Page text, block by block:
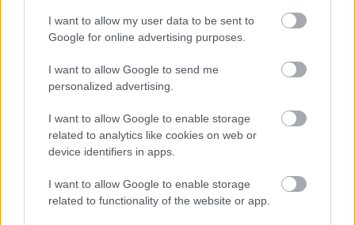
I want to allow my user data to be sent to
Google for online advertising purposes.
I want to allow Google to send me
personalized advertising.
I want to allow Google to enable storage
related to analytics like cookies on web or
device identifiers in apps.
I want to allow Google to enable storage
related to functionality of the website or app.
botmixerrel pürésítjük.
Felöntjük egy kis zabtejjel, visszatesszük a
snidlinggel megszórva tálaljuk.
Tökéletes tavaszi fogás!